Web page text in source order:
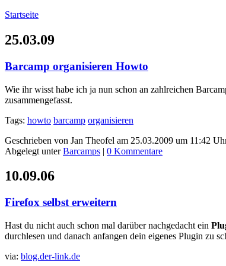
Startseite
25.03.09
Barcamp organisieren Howto
Wie ihr wisst habe ich ja nun schon an zahlreichen
zusammengefasst.
Tags: howto barcamp organisieren
Geschrieben von Jan Theofel am 25.03.2009 um 11:42
Abgelegt unterBarcamps | 0 Kommentare
10.09.06
Firefox selbst erweitern
Hast du nicht auch schon mal darüber nachgedacht ein
durchlesen und danach anfangen dein eigenes Plugin zu
via: blog.der-link.de